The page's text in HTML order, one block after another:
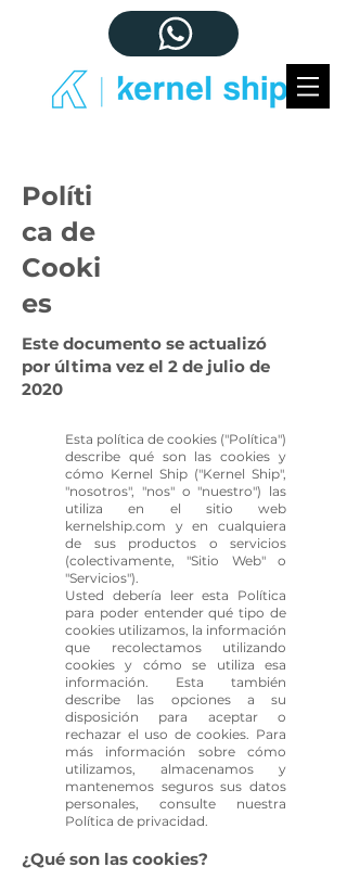
Políti
ca de
Cooki
es
Este documento se actualizó
por última vez el 2 de julio de
2020
Esta política de cookies ("Política")
describe qué son las cookies y
cómo Kernel Ship ("Kernel Ship",
"nosotros", "nos" o "nuestro") las
utiliza en el sitio web
kernelship.com y en cualquiera
de sus productos o servicios
(colectivamente, "Sitio Web" o
"Servicios").
Usted debería leer esta Política
para poder entender qué tipo de
cookies utilizamos, la información
que recolectamos utilizando
cookies y cómo se utiliza esa
información. Esta también
describe las opciones a su
disposición para aceptar o
rechazar el uso de cookies. Para
más información sobre cómo
utilizamos, almacenamos y
mantenemos seguros sus datos
personales, consulte nuestra
Política de privacidad.
¿Qué son las cookies?